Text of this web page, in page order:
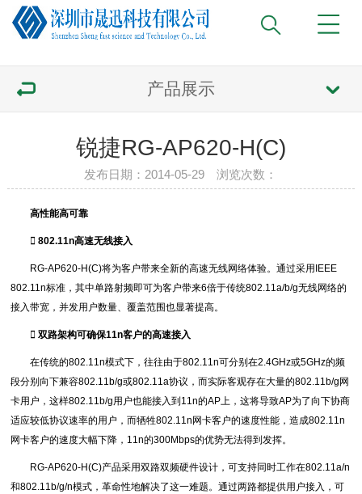
产品展示
锐捷RG-AP620-H(C)
发布日期：2014-05-29 浏览次数：
高性能高可靠
 802.11n高速无线接入
RG-AP620-H(C)将为客户带来全新的高速无线网络体验。通过采用IEEE
802.11n标准，其中单路射频即可为客户带来6倍于传统802.11a/b/g无线网络的
接入带宽，并发用户数量、覆盖范围也显著提高。
 双路架构可确保11n客户的高速接入
在传统的802.11n模式下，往往由于802.11n可分别在2.4GHz或5GHz的频
段分别向下兼容802.11b/g或802.11a协议，而实际客观存在大量的802.11b/g网
卡用户，这样802.11b/g用户也能接入到11n的AP上，这将导致AP为了向下协商
适应较低协议速率的用户，而牺牲802.11n网卡客户的速度性能，造成802.11n
网卡客户的速度大幅下降，11n的300Mbps的优势无法得到发挥。
RG-AP620-H(C)产品采用双路双频硬件设计，可支持同时工作在802.11a/n
和802.11b/g/n模式，革命性地解决了这一难题。通过两路都提供用户接入，可